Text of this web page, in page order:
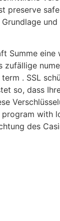
preserve
Summe
. SSL
so, dass
des